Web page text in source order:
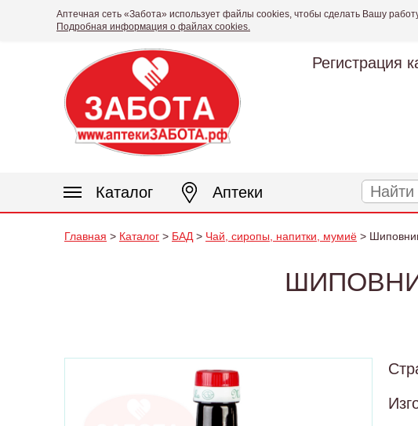
Аптечная сеть «Забота» использует файлы cookies, чтобы сделать Вашу
Подробная информация о файлах cookies.
Регистрация
Каталог Аптеки
Главная > Каталог > БАД > Чай, сиропы, напитки, мумиё >